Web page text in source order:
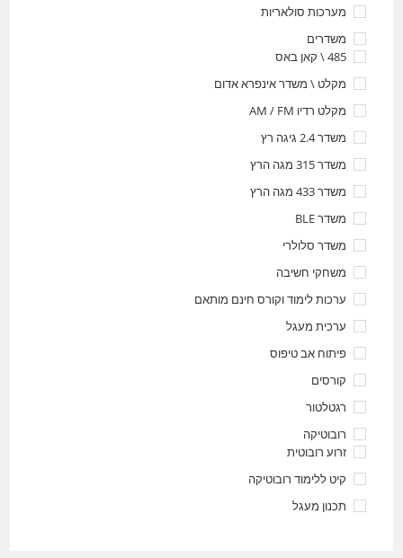
מערכות סולאריות
משדרים
485 \ קאן באס
מקלט \ משדר אינפרא אדום
מקלט רדיו AM / FM
משדר 2.4 גיגה רץ
משדר 315 מגה הרץ
משדר 433 מגה הרץ
משדר BLE
משדר סלולרי
משחקי חשיבה
ערכות לימוד וקורס חינם מותאם
ערכית מעגל
פיתוח אב טיפוס
קורסים
רגטלטור
רובוטיקה
זרוע רובוטית
קיט ללימוד רובוטיקה
תכנון מעגל